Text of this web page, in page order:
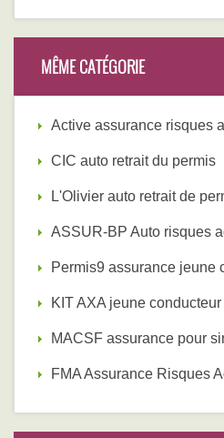
MÊME CATÉGORIE
Active assurance risques
CIC auto retrait du permis
L'Olivier auto retrait de
ASSUR-BP Auto risques
Permis9 assurance jeune
KIT AXA jeune conducteur
MACSF assurance pour
FMA Assurance Risques